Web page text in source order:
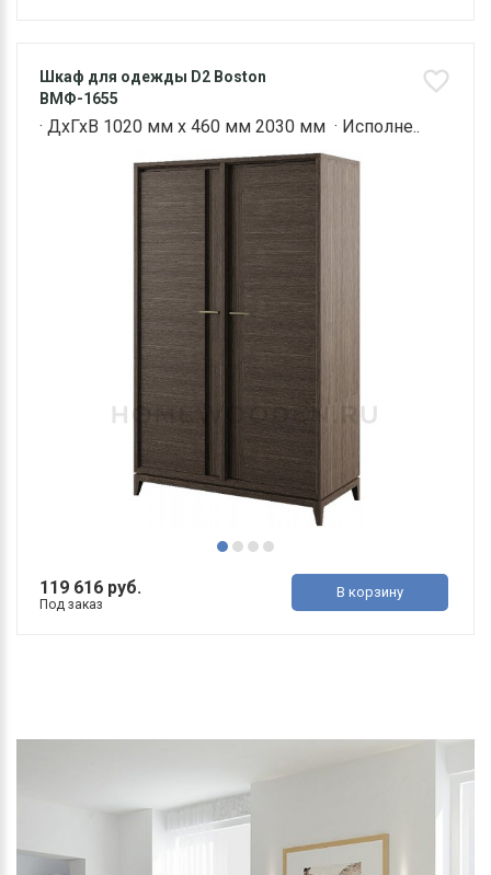
Шкаф для одежды D2 Boston
ВМФ-1655
· ДхГхВ 1020 мм х 460 мм 2030 мм · Исполне..
119 616 руб.
Под заказ
В корзину